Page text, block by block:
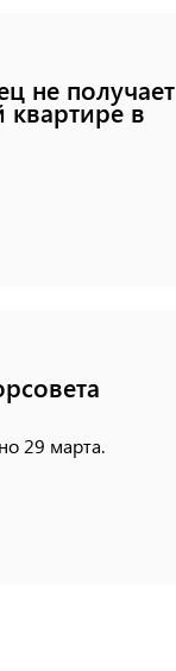
не получает
квартире в
29 марта.